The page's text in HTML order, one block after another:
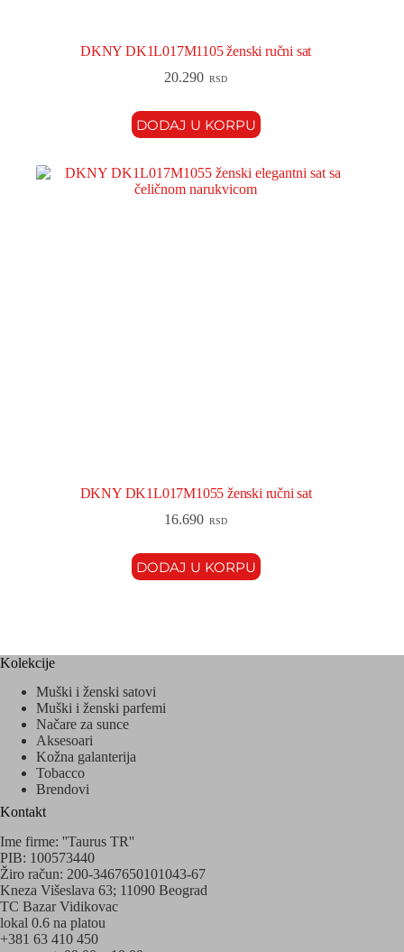
DKNY DK1L017M1105 ženski ručni sat
20.290 RSD
DODAJ U KORPU
DKNY DK1L017M1055 ženski ručni sat
16.690 RSD
DODAJ U KORPU
Kolekcije
Muški i ženski satovi
Muški i ženski parfemi
Načare za sunce
Aksesoari
Kožna galanterija
Tobacco
Brendovi
Kontakt
Ime firme: ''Taurus TR''
PIB: 100573440
Žiro račun: 200-3467650101043-67
Kneza Višeslava 63; 11090 Beograd
TC Bazar Vidikovac
lokal 0.6 na platou
+381 63 410 450